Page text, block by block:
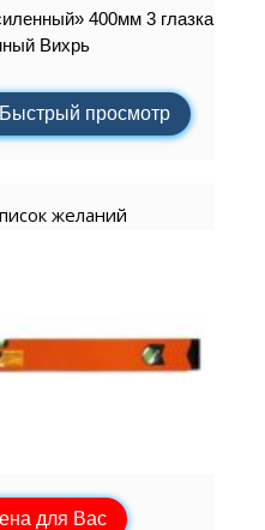
400мм 3 глазка
Вихрь
Быстрый просмотр
желаний
для Вас